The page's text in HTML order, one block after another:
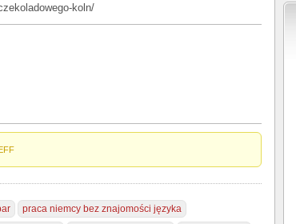
koln/
praca niemcy bez znajomości języka